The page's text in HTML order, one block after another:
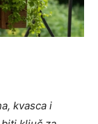
kvasca i